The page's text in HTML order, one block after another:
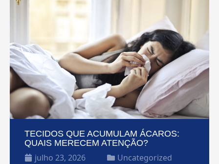
TECIDOS QUE ACUMULAM ÁCAROS:
QUAIS MERECEM ATENÇÃO?
julho 23, 2026 Uncategorized